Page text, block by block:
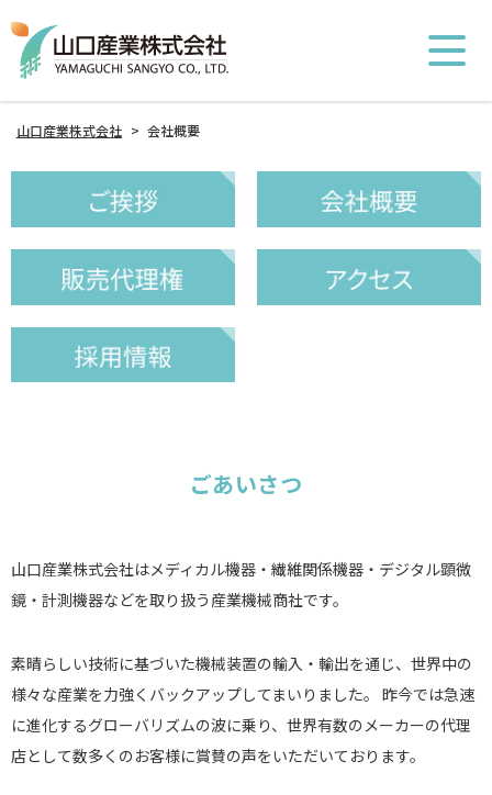
山口産業株式会社 > 会社概要
ごあいさつ
山口産業株式会社はメディカル機器・繊維関係機器・デジタル顕微
鏡・計測機器などを取り扱う産業機械商社です。
素晴らしい技術に基づいた機械装置の輸入・輸出を通じ、世界中の
様々な産業を力強くバックアップしてまいりました。 昨今では急速
に進化するグローバリズムの波に乗り、世界有数のメーカーの代理
店として数多くのお客様に賞賛の声をいただいております。